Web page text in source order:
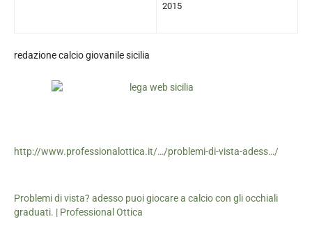
2015
redazione calcio giovanile sicilia
http://www.professionalottica.it/…/problemi-di-vista-adess…/
Problemi di vista? adesso puoi giocare a calcio con gli occhiali
graduati. | Professional Ottica